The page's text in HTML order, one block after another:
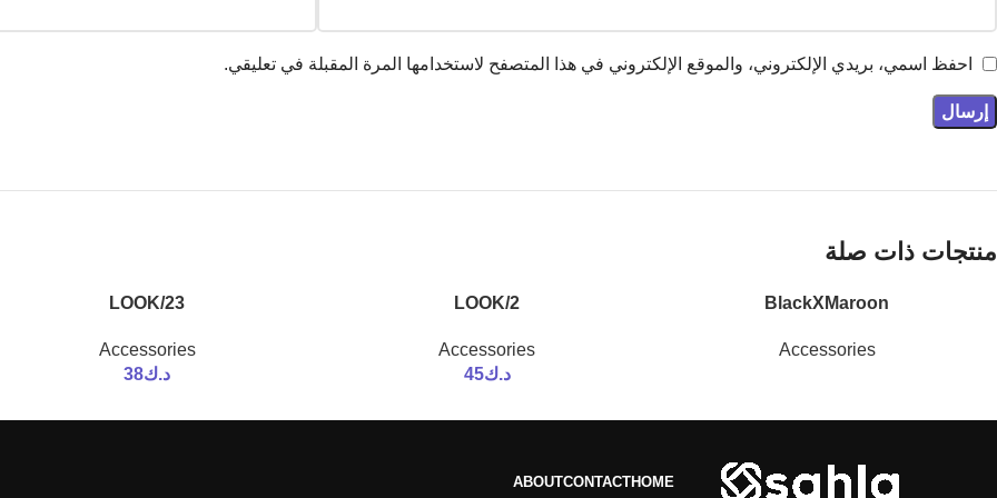
احفظ اسمي، بريدي الإلكتروني، والموقع الإلكتروني في هذا المتصفح لاستخدامها المرة المقبلة في تعليقي.
منتجات ذات صلة
BlackXMaroon
Accessories
LOOK/2
Accessories
د.ك45
LOOK/23
Accessories
د.ك38
HOME
CONTACT
ABOUT